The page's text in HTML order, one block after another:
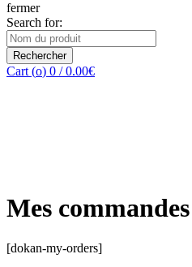
fermer
Search for:
Rechercher
Cart (o) 0 / 0.00€
Mes commandes
[dokan-my-orders]